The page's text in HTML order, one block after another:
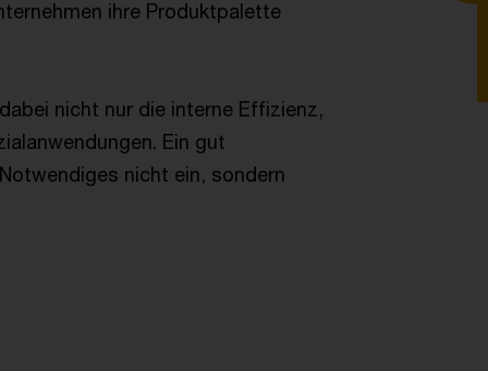
ihre Produktpalette
nicht nur die interne Effizienz,
Ein gut
nicht ein, sondern